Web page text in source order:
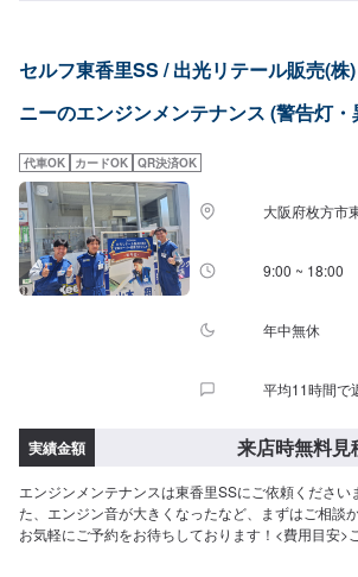
セルフ東香里SS / 出光リテール販売(株
ニーのエンジンメンテナンス (警告灯・
代車OK カードOK QR決済OK
大阪府枚方市
9:00 ~ 18:00
年中無休
平均11時間で
実績金額 来店時無料見
エンジンメンテナンスは東香里SSにご依頼ください
た、エンジン音が大きくなったなど、まずはご相談
お気軽にご予約をお待ちしております！<費用目安>